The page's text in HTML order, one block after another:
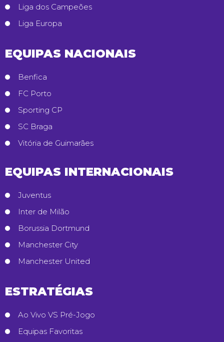
Liga dos Campeões
Liga Europa
EQUIPAS NACIONAIS
Benfica
FC Porto
Sporting CP
SC Braga
Vitória de Guimarães
EQUIPAS INTERNACIONAIS
Juventus
Inter de Milão
Borussia Dortmund
Manchester City
Manchester United
ESTRATÉGIAS
Ao Vivo VS Pré-Jogo
Equipas Favoritas